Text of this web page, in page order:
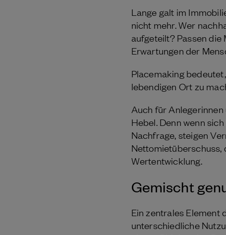
Lange galt im
nicht mehr. Wer
aufgeteilt? Passen
Erwartungen der
Placemaking
lebendigen Ort zu
Auch für
Hebel. Denn wenn
Nachfrage, steigen
Nettomietüberschuss,
Wertentwicklung.
Gemischt
Ein zentrales Element
unterschiedliche